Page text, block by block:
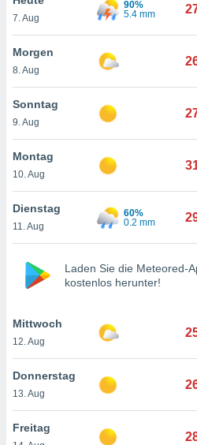
oder
Partner
es uns
das
der
Profil zu
Ihnen
finden
. Sie
jederzeit
Sie
7. Aug
90%
5.4 mm
Morgen
8. Aug
Sonntag
9. Aug
Montag
10. Aug
Dienstag
11. Aug
60%
0.2 mm
Laden Sie die Meteored-
kostenlos herunter!
Mittwoch
12. Aug
Donnerstag
13. Aug
Freitag